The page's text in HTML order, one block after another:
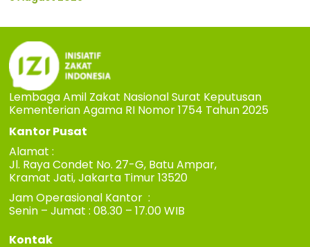
Lembaga Amil Zakat Nasional Surat Keputusan
Kementerian Agama RI Nomor 1754 Tahun 2025
Kantor Pusat
Alamat :
Jl. Raya Condet No. 27-G, Batu Ampar,
Kramat Jati, Jakarta Timur 13520
Jam Operasional Kantor :
Senin – Jumat : 08.30 – 17.00 WIB
Kontak